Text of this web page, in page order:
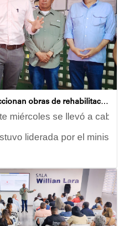
en la política social
Autoridades inspeccionan obras de rehabilitación en la U.E.N. José Antonio Calcaño en Caucagüita
miércoles se llevó a cabo
liderada por el ministro
contemplan la pintura
Lara expresó sus
por esta recuperación en